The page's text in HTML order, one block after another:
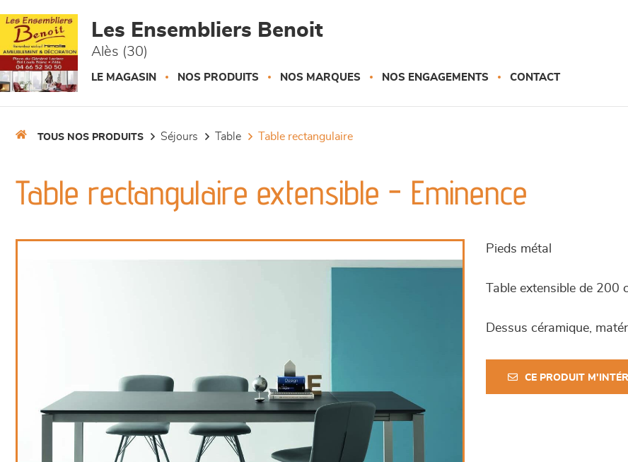
Les Ensembliers Benoit
Alès (30)
LE MAGASIN NOS PRODUITS NOS MARQUES NOS ENGAGEMENTS CONTACT
TOUS NOS PRODUITS séjours table table rectangulaire
Table rectangulaire extensible - Eminence
Pieds métal
Table extensible de 200
Dessus céramique,
CE PRODUIT